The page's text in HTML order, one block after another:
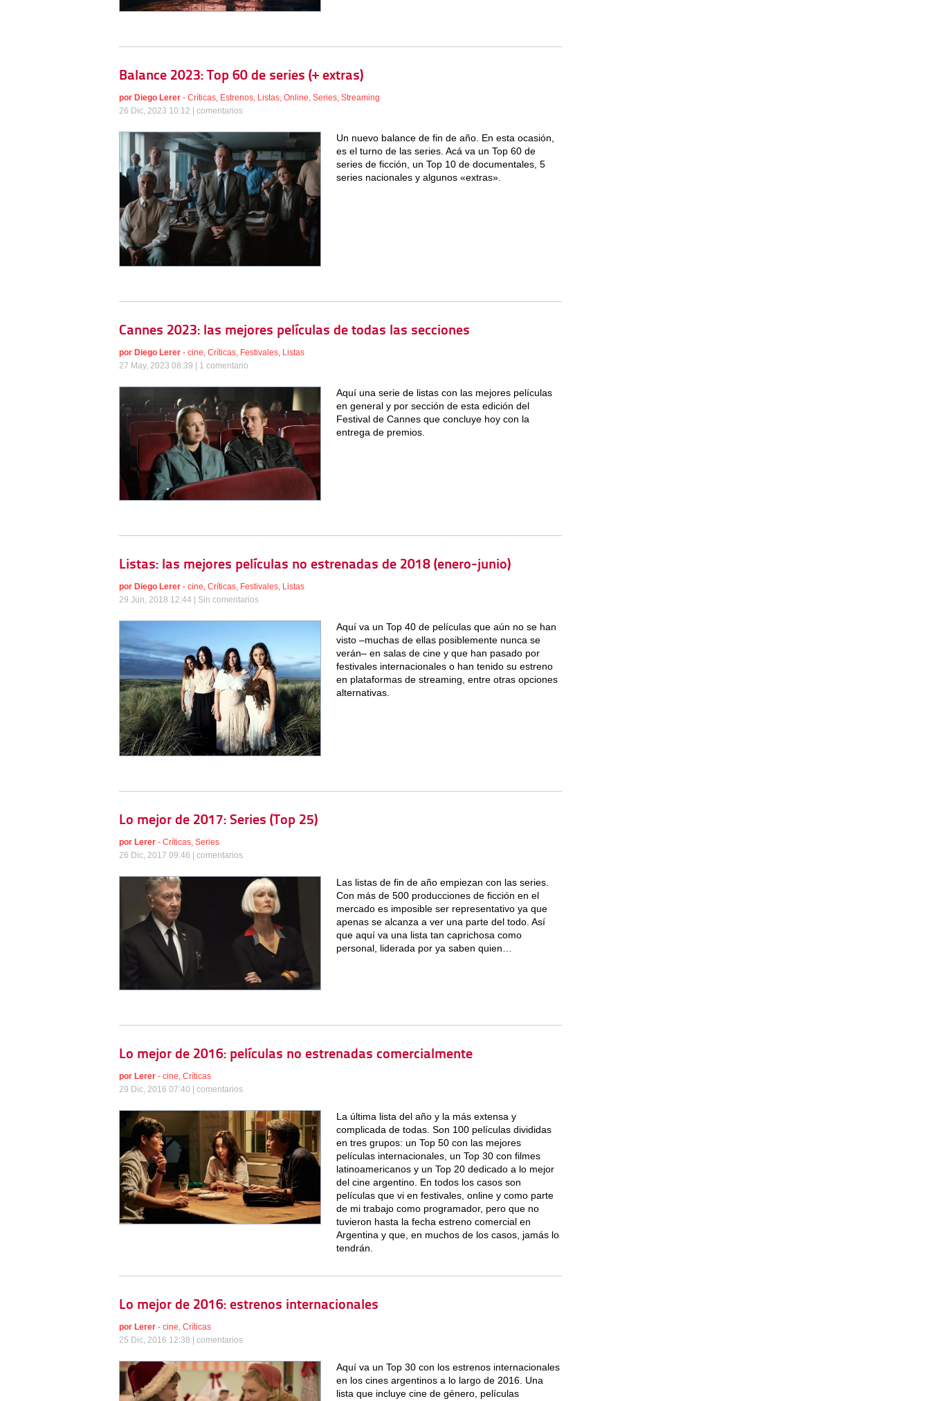
Balance 2023: Top 60 de series (+ extras)
por Diego Lerer - Críticas Estrenos Listas Online Series Streaming
26 Dic, 2023 10:12 | comentarios
Un nuevo balance de fin de año. En esta ocasión,
es el turno de las series. Acá va un Top 60 de
series de ficción, un Top 10 de documentales, 5
series nacionales y algunos «extras».
Cannes 2023: las mejores películas de todas las secciones
por Diego Lerer - cine, Críticas, Festivales, Listas
27 May, 2023 08:39 | 1 comentario
Aquí una serie de listas con las mejores películas
en general y por sección de esta edición del
Festival de Cannes que concluye hoy con la
entrega de premios.
Listas: las mejores películas no estrenadas de 2018 (enero-junio)
por Diego Lerer - cine, Críticas, Festivales, Listas
29 Jun, 2018 12:44 | Sin comentarios
Aquí va un Top 40 de películas que aún no se han
visto –muchas de ellas posiblemente nunca se
verán– en salas de cine y que han pasado por
festivales internacionales o han tenido su estreno
en plataformas de streaming, entre otras opciones
alternativas.
Lo mejor de 2017: Series (Top 25)
por Lerer - Críticas Series
26 Dic, 2017 09:46 | comentarios
Las listas de fin de año empiezan con las series.
Con más de 500 producciones de ficción en el
mercado es imposible ser representativo ya que
apenas se alcanza a ver una parte del todo. Así
que aquí va una lista tan caprichosa como
personal, liderada por ya saben quien…
Lo mejor de 2016: películas no estrenadas comercialmente
por Lerer - cine Críticas
29 Dic, 2016 07:40 | comentarios
La última lista del año y la más extensa y
complicada de todas. Son 100 películas divididas
en tres grupos: un Top 50 con las mejores
películas internacionales, un Top 30 con filmes
latinoamericanos y un Top 20 dedicado a lo mejor
del cine argentino. En todos los casos son
películas que vi en festivales, online y como parte
de mi trabajo como programador, pero que no
tuvieron hasta la fecha estreno comercial en
Argentina y que, en muchos de los casos, jamás lo
tendrán.
Lo mejor de 2016: estrenos internacionales
por Lerer - cine Críticas
25 Dic, 2016 12:38 | comentarios
Aquí va un Top 30 con los estrenos internacionales
en los cines argentinos a lo largo de 2016. Una
lista que incluye cine de género, películas